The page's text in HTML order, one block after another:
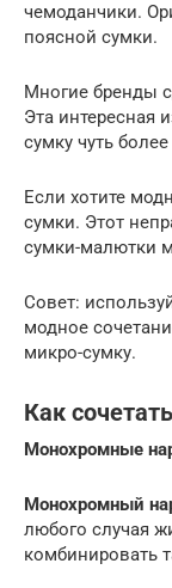
чемоданчики.
поясной сумки.
Многие бренды
Эта интересная
сумку чуть
Если хотите
сумки. Этот
сумки-малютки
Совет:
модное
микро-сумку.
Как
Монохромные
Монохромный
любого случая
комбинировать